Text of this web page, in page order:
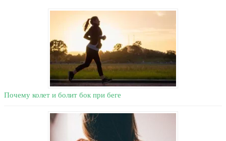
Почему колет и болит бок при беге